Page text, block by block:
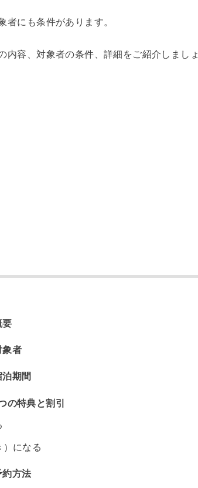
にも条件があります。
内容、対象者の条件、詳細をご紹介しましょ
要
象者
期間
の特典と割引
）になる
約方法